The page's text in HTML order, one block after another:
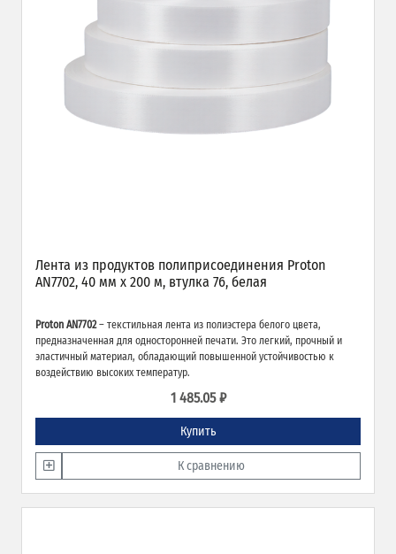
Лента из продуктов полиприсоединения Proton
AN7702, 40 мм х 200 м, втулка 76, белая
Proton AN7702– текстильная лента из полиэстера белого цвета,
предназначенная для односторонней печати. Это легкий, прочный и
эластичный материал, обладающий повышенной устойчивостью к
воздействию высоких температур.
1 485.05 ₽
Купить
К сравнению